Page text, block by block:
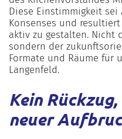
Diese Einstimmigkeit
Konsenses und
aktiv zu gestalten. Nicht
sondern der
Formate und Räume für
Langenfeld.
Kein
neuer